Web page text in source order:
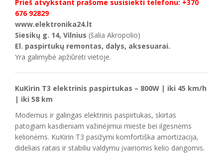
Prieš atvykstant prašome susisiekti telefonu: +370
676 92829
www.elektronika24.lt
Siesikų g. 14, Vilnius (šalia Akropolio)
El. paspirtukų remontas, dalys, aksesuarai.
Yra galimybė apžiūrėti vietoje.
KuKirin T3 elektrinis paspirtukas – 800W | iki 45 km/h
| iki 58 km
Modernus ir galingas elektrinis paspirtukas, skirtas
patogiam kasdieniam važinėjimui mieste bei ilgesnėms
kelionėms. KuKirin T3 pasižymi komfortiška amortizacija,
dideliais ratais ir stabiliu valdymu įvairiomis kelio dangomis.